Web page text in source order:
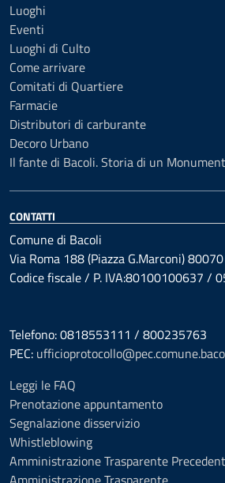
Luoghi
Eventi
Luoghi di Culto
Come arrivare
Comitati di Quartiere
Farmacie
Distributori di carburante
Decoro Urbano
Il fante di Bacoli. Storia di un
CONTATTI
Comune di Bacoli
Via Roma 188 (Piazza G.Marconi)
Codice fiscale / P. IVA:80100100637 /
Telefono: 0818553111 / 800235763
PEC:
Leggi le FAQ
Prenotazione appuntamento
Segnalazione disservizio
Whistleblowing
Amministrazione Trasparente